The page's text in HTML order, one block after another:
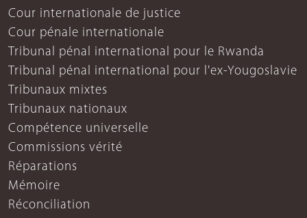
Cour internationale de justice
Cour pénale internationale
Tribunal pénal international pour le Rwanda
Tribunal pénal international pour l'ex-Yougoslavie
Tribunaux mixtes
Tribunaux nationaux
Compétence universelle
Commissions vérité
Réparations
Mémoire
Réconciliation